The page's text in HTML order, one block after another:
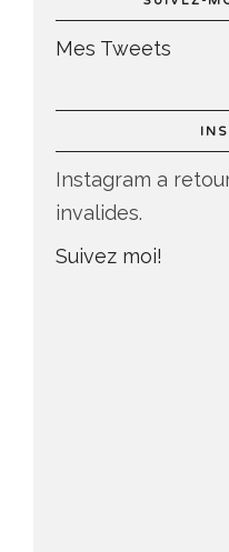
Mes Tweets
Instagram a
invalides.
Suivez moi!